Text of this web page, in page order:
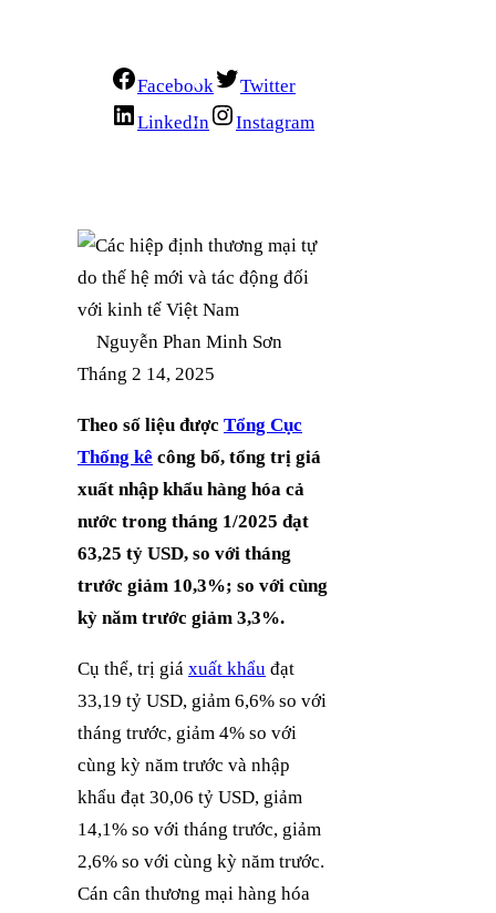
Facebook
Twitter
LinkedIn
Instagram
Nguyễn Phan Minh Sơn
Tháng 2 14, 2025
Theo số liệu được Tổng Cục
Thống kê công bố, tổng trị giá
xuất nhập khẩu hàng hóa cả
nước trong tháng 1/2025 đạt
63,25 tỷ USD, so với tháng
trước giảm 10,3%; so với cùng
kỳ năm trước giảm 3,3%.
Cụ thể, trị giá xuất khẩu đạt
33,19 tỷ USD, giảm 6,6% so với
tháng trước, giảm 4% so với
cùng kỳ năm trước và nhập
khẩu đạt 30,06 tỷ USD, giảm
14,1% so với tháng trước, giảm
2,6% so với cùng kỳ năm trước.
Cán cân thương mại hàng hóa